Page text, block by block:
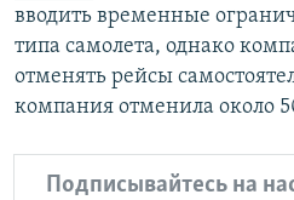
вводить временные
типа самолета, однако
отменять рейсы
компания отменила около
Подписывайтесь на